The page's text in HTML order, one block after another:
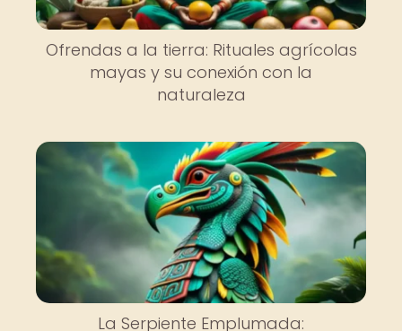
Ofrendas a la tierra: Rituales agrícolas
mayas y su conexión con la
naturaleza
La Serpiente Emplumada: